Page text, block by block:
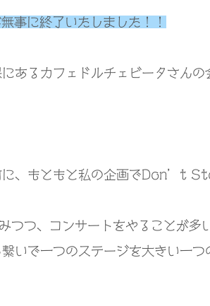
事に終了いたしました！！
あるカフェドルチェビータさん
、もともと私の企画でDon’t
つつ、コンサートをやることが多
いで一つのステージを大きい一